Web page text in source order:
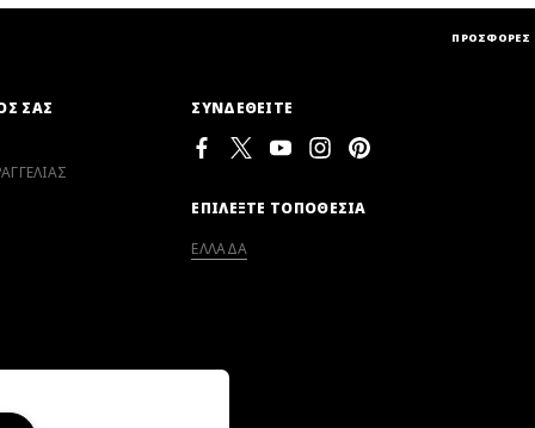
ΠΡΟΣΦΟΡΕΣ
ΣΑΣ
ΣΥΝΔΕΘΕΙΤΕ
ΕΠΙΛΕΞΤΕ ΤΟΠΟΘΕΣΙΑ
ΕΛΛΑΔΑ